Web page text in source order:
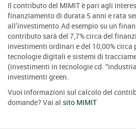
Il contributo del MIMIT è pari agli
finanziamento di durata 5 anni e rata
all’investimento.Ad esempio su un
contributo sarà del 7,7% circa del
investimenti ordinari e del 10,00%
tecnologie digitali e sistemi di
(investimenti in tecnologie cd.
investimenti green.
Vuoi informazioni sul calcolo del
domande? Vai al sito MIMIT